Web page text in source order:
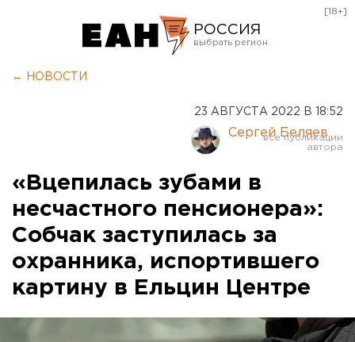
РОССИЯ
Курган
Оренбург
[18+]
← НОВОСТИ
23 АВГУСТА 2022 В 18:52
Сергей Беляев
«Вцепилась зубами в
несчастного пенсионера»:
Собчак заступилась за
охранника, испортившего
картину в Ельцин Центре